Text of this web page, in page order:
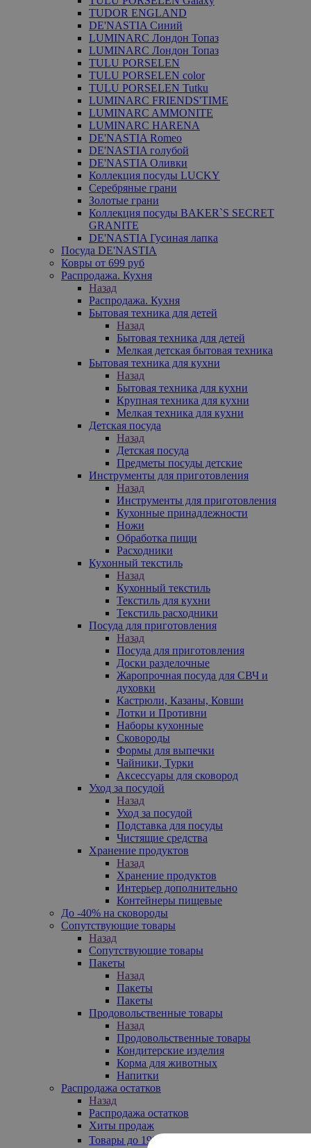
TUDOR ENGLAND
DE'NASTIA Синий
LUMINARC Лондон Топаз
LUMINARC Лондон Топаз
TULU PORSELEN
TULU PORSELEN color
TULU PORSELEN Tutku
LUMINARC FRIENDS'TIME
LUMINARC AMMONITE
LUMINARC HARENA
DE'NASTIA Romeo
DE'NASTIA голубой
DE'NASTIA Оливки
Коллекция посуды LUCKY
Серебряные грани
Золотые грани
Коллекция посуды BAKER`S SECRET
GRANITE
DE'NASTIA Гусиная лапка
Посуда DE'NASTIA
Ковры от 699 руб
Распродажа. Кухня
Назад
Распродажа. Кухня
Бытовая техника для детей
Назад
Бытовая техника для детей
Мелкая детская бытовая техника
Бытовая техника для кухни
Назад
Бытовая техника для кухни
Крупная техника для кухни
Мелкая техника для кухни
Детская посуда
Назад
Детская посуда
Предметы посуды детские
Инструменты для приготовления
Назад
Инструменты для приготовления
Кухонные принадлежности
Ножи
Обработка пищи
Расходники
Кухонный текстиль
Назад
Кухонный текстиль
Текстиль для кухни
Текстиль расходники
Посуда для приготовления
Назад
Посуда для приготовления
Доски разделочные
Жаропрочная посуда для СВЧ и
духовки
Кастрюли, Казаны, Ковши
Лотки и Противни
Наборы кухонные
Сковороды
Формы для выпечки
Чайники, Турки
Аксессуары для сковород
Уход за посудой
Назад
Уход за посудой
Подставка для посуды
Чистящие средства
Хранение продуктов
Назад
Хранение продуктов
Интерьер дополнительно
Контейнеры пищевые
До -40% на сковороды
Сопутствующие товары
Назад
Сопутствующие товары
Пакеты
Назад
Пакеты
Пакеты
Продовольственные товары
Назад
Продовольственные товары
Кондитерские изделия
Корма для животных
Напитки
Распродажа остатков
Назад
Распродажа остатков
Хиты продаж
Товары до 199₽